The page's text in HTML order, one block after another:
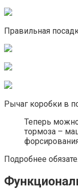
Правильная
Рычаг коробки в
Теперь
тормоза –
Подробнее